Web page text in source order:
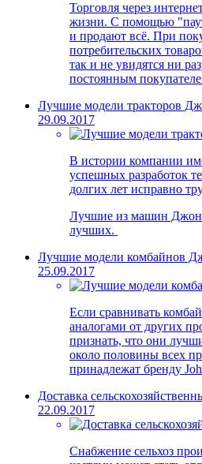
Торговля через
жизни. С помощью
и продают всё. При
потребительских
так и не увидятся ни
постоянным
Лучшие модели тракторов
29.09.2017
В истории компании
успешных разработок
долгих лет исправно
Лучшие из машин Джон
лучших.
Лучшие модели комбайнов
25.09.2017
Если сравнивать
аналогами от других
признать, что они
около половины всех
принадлежат бренду
Доставка
22.09.2017
Снабжение сельхоз